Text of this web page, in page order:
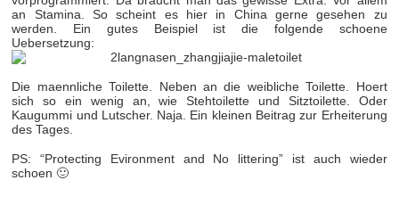
an Stamina. So scheint es hier in China gerne gesehen zu
werden. Ein gutes Beispiel ist die folgende schoene
Uebersetzung:
Die maennliche Toilette. Neben an die weibliche Toilette. Hoert
sich so ein wenig an, wie Stehtoilette und Sitztoilette. Oder
Kaugummi und Lutscher. Naja. Ein kleinen Beitrag zur Erheiterung
des Tages.
PS: “Protecting Evironment and No littering” ist auch wieder
schoen 🙂